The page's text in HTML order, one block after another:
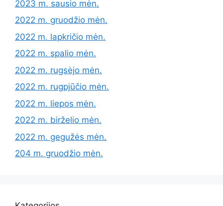
2023 m. sausio mėn.
2022 m. gruodžio mėn.
2022 m. lapkričio mėn.
2022 m. spalio mėn.
2022 m. rugsėjo mėn.
2022 m. rugpjūčio mėn.
2022 m. liepos mėn.
2022 m. birželio mėn.
2022 m. gegužės mėn.
204 m. gruodžio mėn.